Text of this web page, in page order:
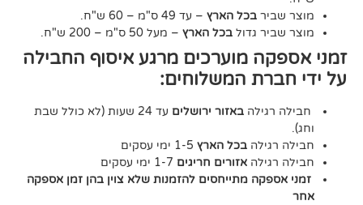
בכל הארץ– עד 49 ס"מ – 60 ש"ח.
גדול
בכל הארץ– מעל 50 ס"מ – 200 ש"ח.
מוערכים מרגע איסוף החבילה
המשלוחים:
באזור ירושלים עד 24 שעות (לא כולל שבת
בכל הארץ1-5 ימי עסקים
אזורים חריגים1-7 ימי עסקים
מתייחסים להזמנות שלא צוין בהן זמן אספקה